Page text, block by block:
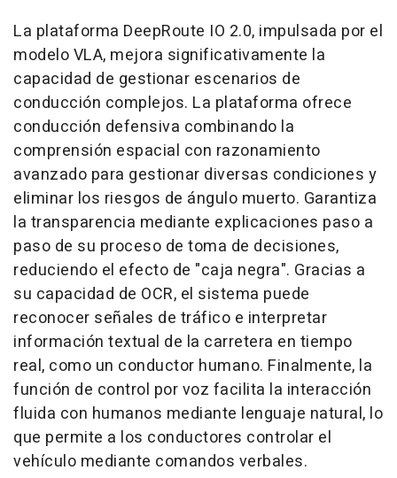
La plataforma DeepRoute IO 2.0, impulsada por el
modelo VLA, mejora significativamente la
capacidad de gestionar escenarios de
conducción complejos. La plataforma ofrece
conducción defensiva combinando la
comprensión espacial con razonamiento
avanzado para gestionar diversas condiciones y
eliminar los riesgos de ángulo muerto. Garantiza
la transparencia mediante explicaciones paso a
paso de su proceso de toma de decisiones,
reduciendo el efecto de "caja negra". Gracias a
su capacidad de OCR, el sistema puede
reconocer señales de tráfico e interpretar
información textual de la carretera en tiempo
real, como un conductor humano. Finalmente, la
función de control por voz facilita la interacción
fluida con humanos mediante lenguaje natural, lo
que permite a los conductores controlar el
vehículo mediante comandos verbales.